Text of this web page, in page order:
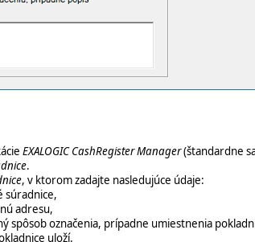
EXALOGIC CashRegister Manager(štandardne
.
, v ktorom zadajte nasledujúce údaje:
súradnice,
adresu,
spôsob označenia, prípadne umiestnenia
uloží.